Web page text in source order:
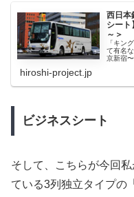
西日本
シート
～＞
「キン
て有名
京新宿
hiroshi-project.jp
ビジネスシート
そして、こちらが今回
ている3列独立タイプの